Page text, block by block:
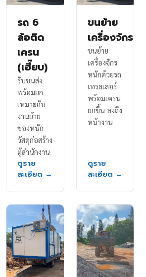
รถ 6
ล้อติด
เครน
(เฮี๊ยบ)
รับขนส่ง
พร้อมยก
เหมาะกับ
งานย้าย
ของหนัก
วัสดุก่อสร้าง
ตู้สำนักงาน
ดูราย
ละเอียด →
ขนย้าย
เครื่องจักร
ขนย้าย
เครื่องจักร
หนักด้วยรถ
เทรลเลอร์
พร้อมเครน
ยกขึ้น-ลงถึง
หน้างาน
ดูราย
ละเอียด →